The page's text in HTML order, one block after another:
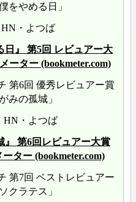
やめる日」
・よつば
日』 第5回 レビュアー大
ーター (bookmeter.com)
第6回 優秀レビュアー賞
の孤城」
・よつば
第6回レビュアー大賞
ター (bookmeter.com)
第7回 ベストレビュアー
クラテス」